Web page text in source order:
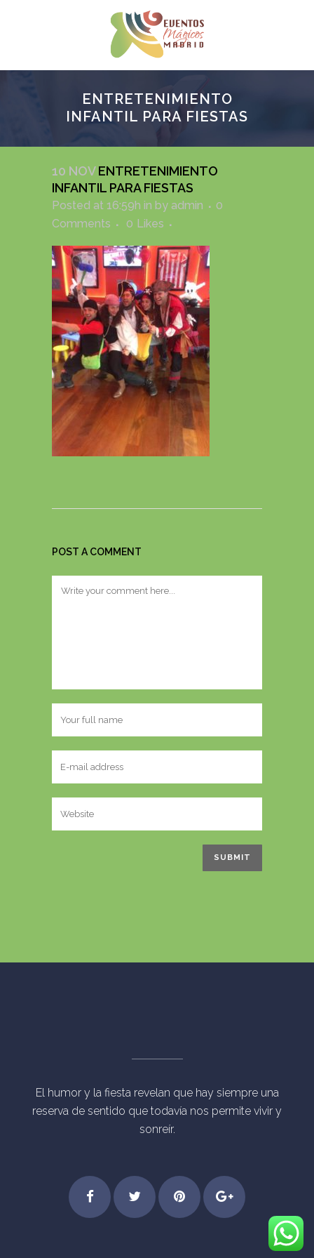
ENTRETENIMIENTO
INFANTIL PARA FIESTAS
10 NOVENTRETENIMIENTO
INFANTIL PARA FIESTAS
Posted at 16:59h in by admin
0
Comments
0 Likes
POST A COMMENT
El humor y la fiesta revelan que hay siempre una
reserva de sentido que todavía nos permite vivir y
sonreír.